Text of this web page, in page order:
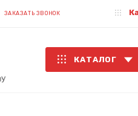
ЗАКАЗАТЬ ЗВОНОК
КАТАЛОГ